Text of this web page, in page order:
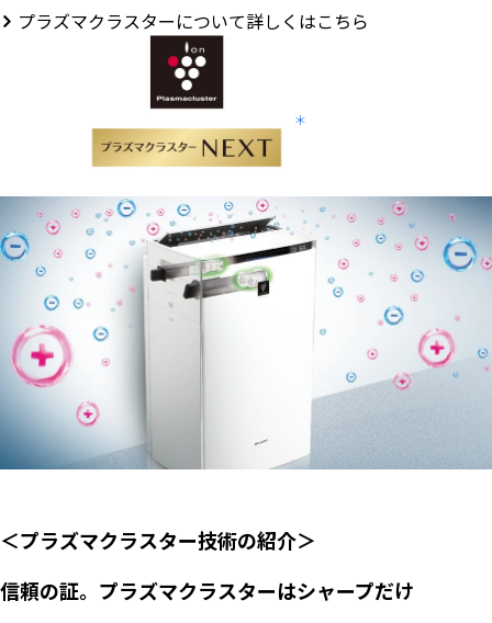
プラズマクラスターについて詳しくはこちら
＊
＜プラズマクラスター技術の紹介＞
信頼の証。プラズマクラスターはシャープだけ